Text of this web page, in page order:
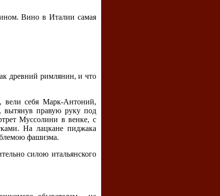
Вино в Италии самая
древний римлянин, и что
вели себя Марк-Антоний,
вытянув правую руку под
Муссолини в венке, с
На лацкане пиджака
фашизма.
силою итальянского